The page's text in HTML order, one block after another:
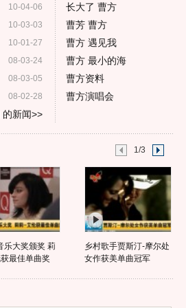
10-04-06
10-03-03
10-01-27
08-03-24
08-03-05
08-02-28
的新闻>>
长大了 曹方
曹芳 曹方
曹方 遇见我
曹方 最小的海
曹方资料
曹方演唱会
1/3
乐大奖颁奖 莉
最佳单曲奖
乡村歌手贾斯汀-摩尔处
女作获美单曲冠军